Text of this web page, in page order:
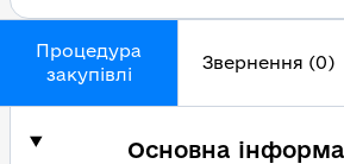
Процедура
закупівлі
Звернення (0)
Основна